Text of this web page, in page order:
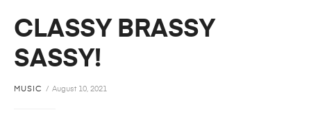
CLASSY BRASSY
SASSY!
MUSIC August 10, 2021